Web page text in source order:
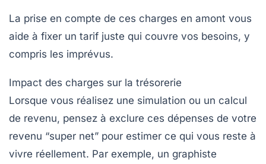
La prise en compte de ces charges en amont vous
aide à fixer un tarif juste qui couvre vos besoins, y
compris les imprévus.
Impact des charges sur la trésorerie
Lorsque vous réalisez une simulation ou un calcul
de revenu, pensez à exclure ces dépenses de votre
revenu “super net” pour estimer ce qui vous reste à
vivre réellement. Par exemple, un graphiste